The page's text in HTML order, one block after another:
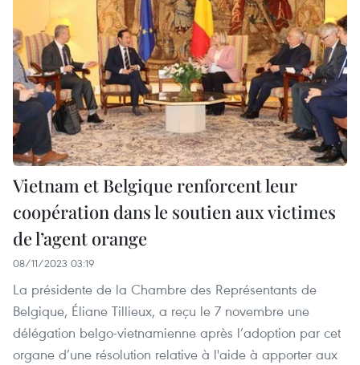
Vietnam et Belgique renforcent leur
coopération dans le soutien aux victimes
de l’agent orange
08/11/2023 03:19
La présidente de la Chambre des Représentants de
Belgique, Éliane Tillieux, a reçu le 7 novembre une
délégation belgo-vietnamienne après l’adoption par cet
organe d’une résolution relative à l'aide à apporter aux